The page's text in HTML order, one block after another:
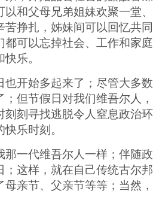
以和父母兄弟姐妹欢聚一堂
苦挣扎，姊妹间可以回忆共
都可以忘掉社会、工作和家
乐。
也开始多起来了；尽管大多
；但节假日对我们维吾尔人
刻刻寻找逃脱令人窒息政治
乐时刻。
那一代维吾尔人一样；伴随
；这样，就在自己传统古尔
母亲节、父亲节等等；当然